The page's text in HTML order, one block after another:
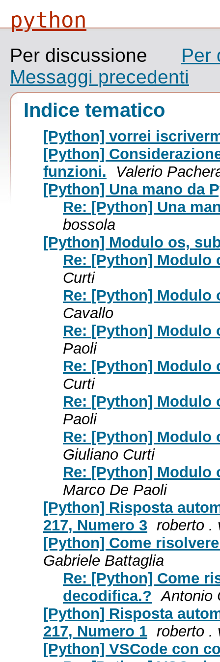
python
Per discussione
Per
Messaggi precedenti
Indice tematico
[Python] vorrei
[Python]
funzioni.
Valerio
[Python] Una mano da
Re: [Python] Una
bossola
[Python] Modulo os,
Re: [Python] Modulo
Curti
Re: [Python] Modulo
Cavallo
Re: [Python] Modulo
Paoli
Re: [Python] Modulo
Curti
Re: [Python] Modulo
Paoli
Re: [Python]
Giuliano Curti
Re: [Python]
Marco De Paoli
[Python] Risposta
217, Numero 3 roberto .
[Python] Come
Gabriele Battaglia
Re: [Python] Come
decodifica.? Antonio
[Python] Risposta
217, Numero 1 roberto .
[Python] VSCode con